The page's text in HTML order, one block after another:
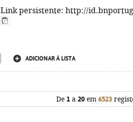
Link persistente: http://
ADICIONAR À LISTA
De 1a 20em 6523